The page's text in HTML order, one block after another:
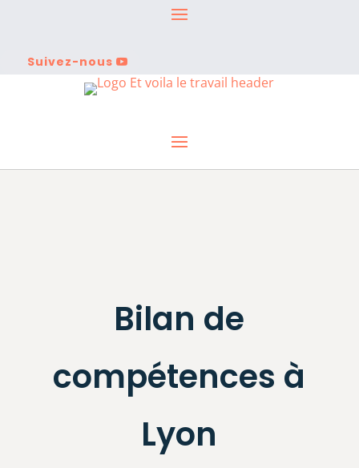
Suivez-nous
Bilan de
compétences à
Lyon